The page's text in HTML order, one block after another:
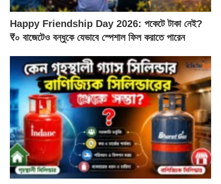
Happy Friendship Day 2026: পকেটে টাকা নেই?
₹০ বাজেটেও বন্ধুকে যেভাবে স্পেশাল ফিল করাতে পারেন